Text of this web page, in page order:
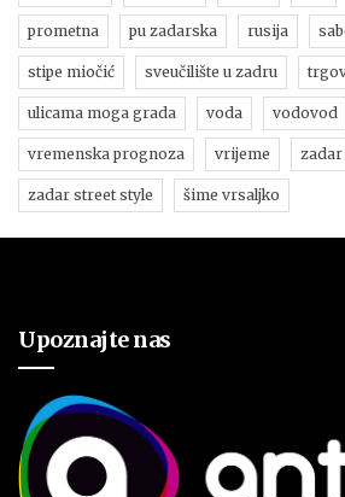
prometna pu zadarska rusija
stipe miočić sveučilište u zadru
ulicama moga grada voda vodovod
vremenska prognoza vrijeme zadar
zadar street style šime vrsaljko
Upoznajte nas